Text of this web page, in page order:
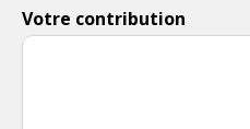
Votre contribution